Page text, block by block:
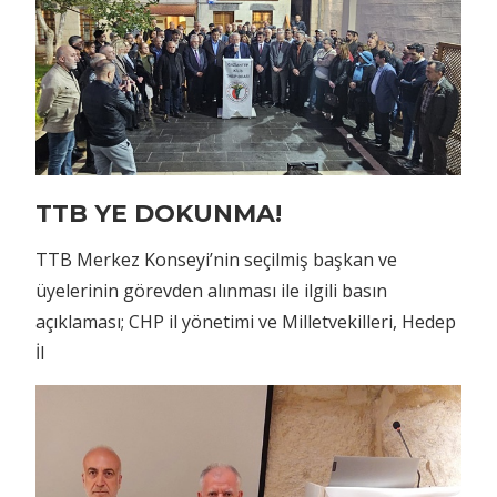
TTB YE DOKUNMA!
TTB Merkez Konseyi’nin seçilmiş başkan ve
üyelerinin görevden alınması ile ilgili basın
açıklaması; CHP il yönetimi ve Milletvekilleri, Hedep
İl